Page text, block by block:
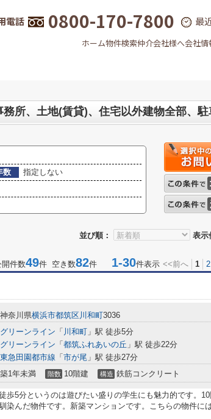
電話 0800-170-7800 最
ホーム物件検索仲介会社様へ会社情
所、土地(賃貸)、住宅以外建物全部、
数
指定しない
並び順： 表示
開件数49件 空き数82件 1-30件表示 <<前へ 1 2
神奈川県横浜市都筑区川和町3036
グリーンライン 「 川和町 」駅 徒歩5分
グリーンライン 「 都筑ふれあいの丘 」駅 徒歩22分
東急田園都市線 「 市が尾 」駅 徒歩27分
築1年未満 階数 10階建 構造 鉄筋コンクリート
歩5分というのは遊びたい盛りの学生にも魅力的です。
染んだ物件です。新築マンションです。こちらの物件に